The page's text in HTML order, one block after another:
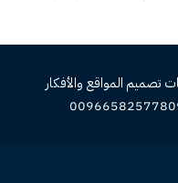
تصميم المواقع والأفكار